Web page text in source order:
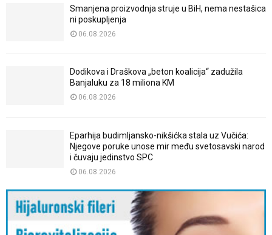
Smanjena proizvodnja struje u BiH, nema nestašica
ni poskupljenja
06.08.2026
Dodikova i Draškova „beton koalicija“ zadužila
Banjaluku za 18 miliona KM
06.08.2026
Eparhija budimljansko-nikšićka stala uz Vučića:
Njegove poruke unose mir među svetosavski narod
i čuvaju jedinstvo SPC
06.08.2026